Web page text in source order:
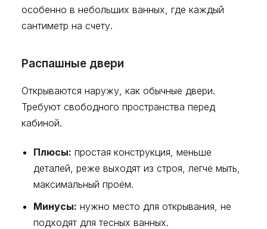
особенно в небольших ванных, где каждый
сантиметр на счету.
Распашные двери
Открываются наружу, как обычные двери.
Требуют свободного пространства перед
кабиной.
Плюсы: простая конструкция, меньше
деталей, реже выходят из строя, легче мыть,
максимальный проём.
Минусы: нужно место для открывания, не
подходят для тесных ванных.